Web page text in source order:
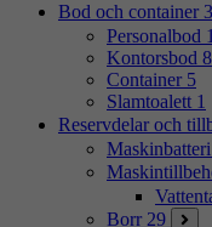
Bod och container
Personalbod
Kontorsbod 8
Container 5
Slamtoalett 1
Reservdelar och
Borr 29